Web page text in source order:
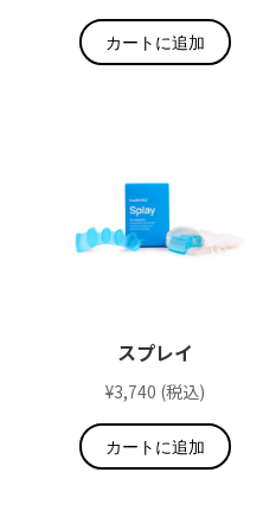
カートに追加
スプレイ
¥3,740 (税込)
カートに追加